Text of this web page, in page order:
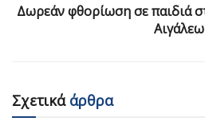
Δωρεάν φθορίωση σε παιδιά
Αιγάλεω
Σχετικάάρθρα